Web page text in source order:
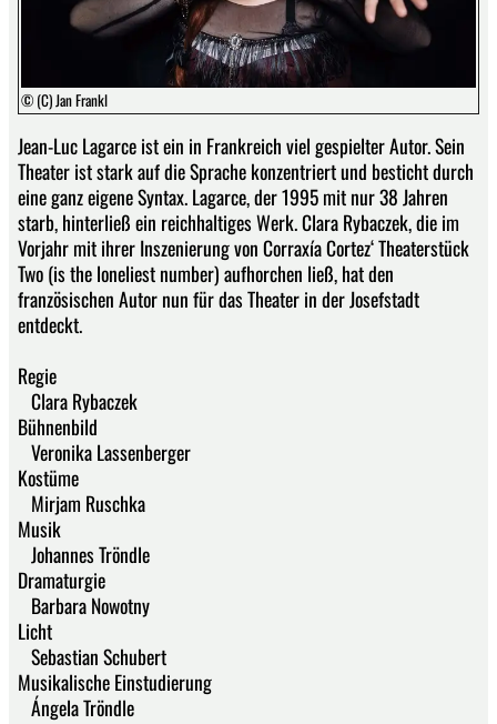
© (C) Jan Frankl
Jean-Luc Lagarce ist ein in Frankreich viel gespielter Autor. Sein
Theater ist stark auf die Sprache konzentriert und besticht durch
eine ganz eigene Syntax. Lagarce, der 1995 mit nur 38 Jahren
starb, hinterließ ein reichhaltiges Werk. Clara Rybaczek, die im
Vorjahr mit ihrer Inszenierung von Corraxía Cortez‘ Theaterstück
Two (is the loneliest number) aufhorchen ließ, hat den
französischen Autor nun für das Theater in der Josefstadt
entdeckt.
Regie
Clara Rybaczek
Bühnenbild
Veronika Lassenberger
Kostüme
Mirjam Ruschka
Musik
Johannes Tröndle
Dramaturgie
Barbara Nowotny
Licht
Sebastian Schubert
Musikalische Einstudierung
Ángela Tröndle